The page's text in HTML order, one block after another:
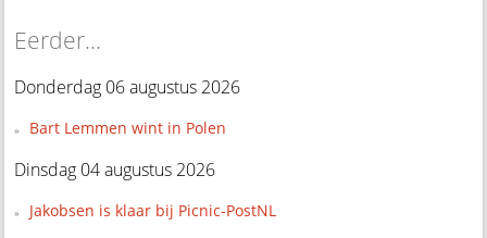
Eerder...
Donderdag 06 augustus 2026
Bart Lemmen wint in Polen
Dinsdag 04 augustus 2026
Jakobsen is klaar bij Picnic-PostNL